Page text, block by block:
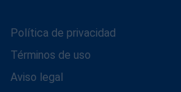
Política de privacidad
Términos de uso
Aviso legal